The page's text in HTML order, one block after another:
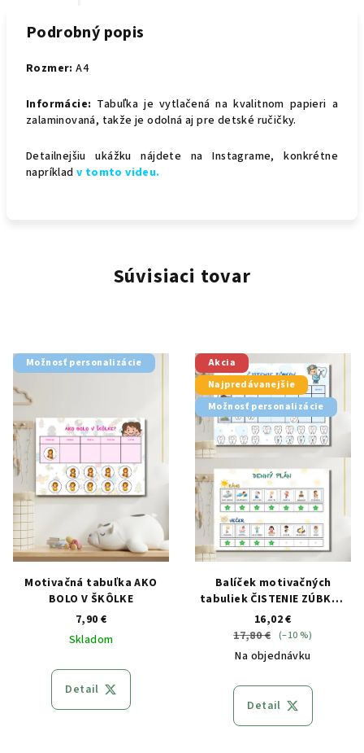
Podrobný popis
Rozmer: A4
Informácie: Tabuľka je vytlačená na kvalitnom papieri a
zalaminovaná, takže je odolná aj pre detské ručičky.
Detailnejšiu ukážku nájdete na Instagrame, konkrétne
napríklad v tomto videu.
Súvisiaci tovar
Možnosť personalizácie
Motivačná tabuľka AKO
BOLO V ŠKÔLKE
7,90 €
Skladom
Detail
Akcia
Najpredávanejšie
Možnosť personalizácie
Balíček motivačných
tabuliek ČISTENIE ZÚBKOV
a DENNÝ PLÁN
16,02 €
17,80 € (–10 %)
Na objednávku
Detail